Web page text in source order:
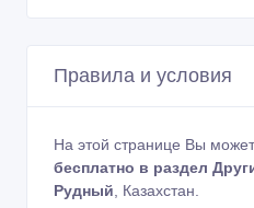
Правила и условия
На этой странице Вы
бесплатно в раздел
Рудный , Казахстан.